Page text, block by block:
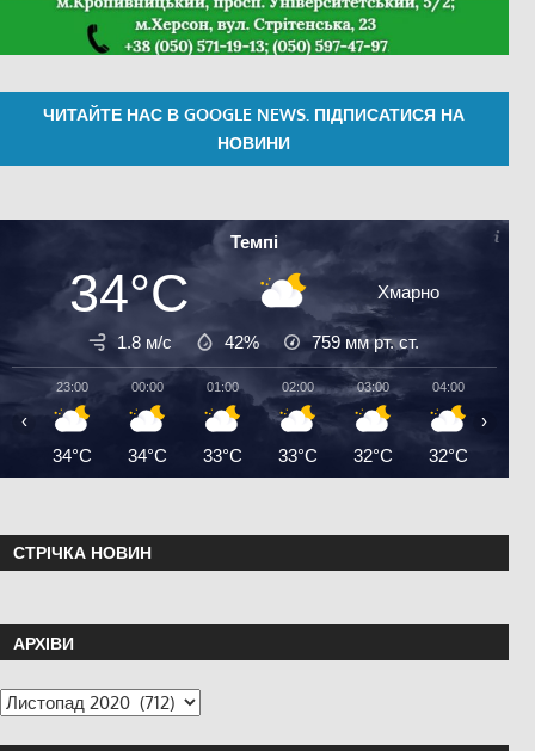
ЧИТАЙТЕ НАС В GOOGLE NEWS. ПІДПИСАТИСЯ НА
НОВИНИ
Темпі
34°C Хмарно
1.8 м/с 42% 759 мм рт. ст.
23:00
34°C
00:00
34°C
01:00
33°C
02:00
33°C
03:00
32°C
04:00
32°C
‹ ›
СТРІЧКА НОВИН
АРХІВИ